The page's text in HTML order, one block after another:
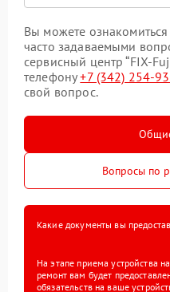
Вы можете
часто задаваемыми
сервисный центр “FIX-
телефону+7 (342) 254-
свой вопрос.
Вопросы по
Какие документы вы
На этапе приема устройства
ремонт вам будет
обязательств на ваше